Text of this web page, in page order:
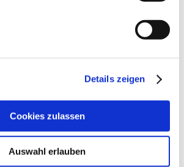
Details zeigen
Cookies zulassen
Auswahl erlauben
Informationen der Saalfelder
nach dem aktuellsten Datum. Ältere
gibt einen Überblick zu
Geschwister-Scholl-